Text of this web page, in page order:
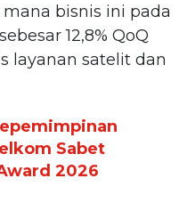
bisnis ini pada
12,8% QoQ
layanan satelit dan
Sabet
2026